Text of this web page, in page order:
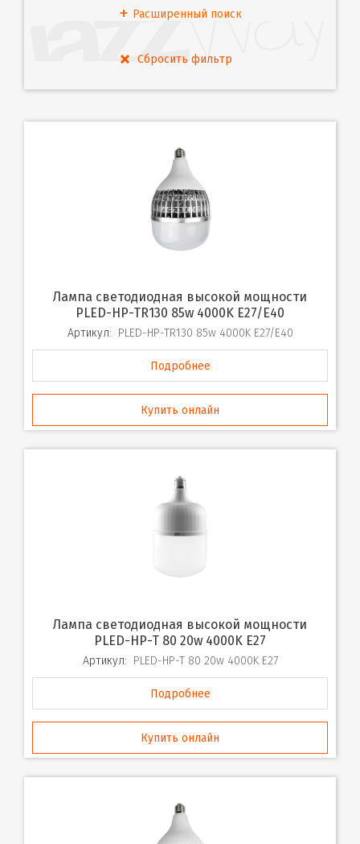
Расширенный поиск
Лампа светодиодная высокой мощности
PLED-HP-TR130 85w 4000K E27/E40
Артикул: PLED-HP-TR130 85w 4000K E27/E40
Подробнее
Купить онлайн
Лампа светодиодная высокой мощности
PLED-HP-T 80 20w 4000K E27
Артикул: PLED-HP-T 80 20w 4000K E27
Подробнее
Купить онлайн